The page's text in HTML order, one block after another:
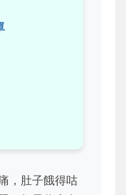
，肚子餓得咕